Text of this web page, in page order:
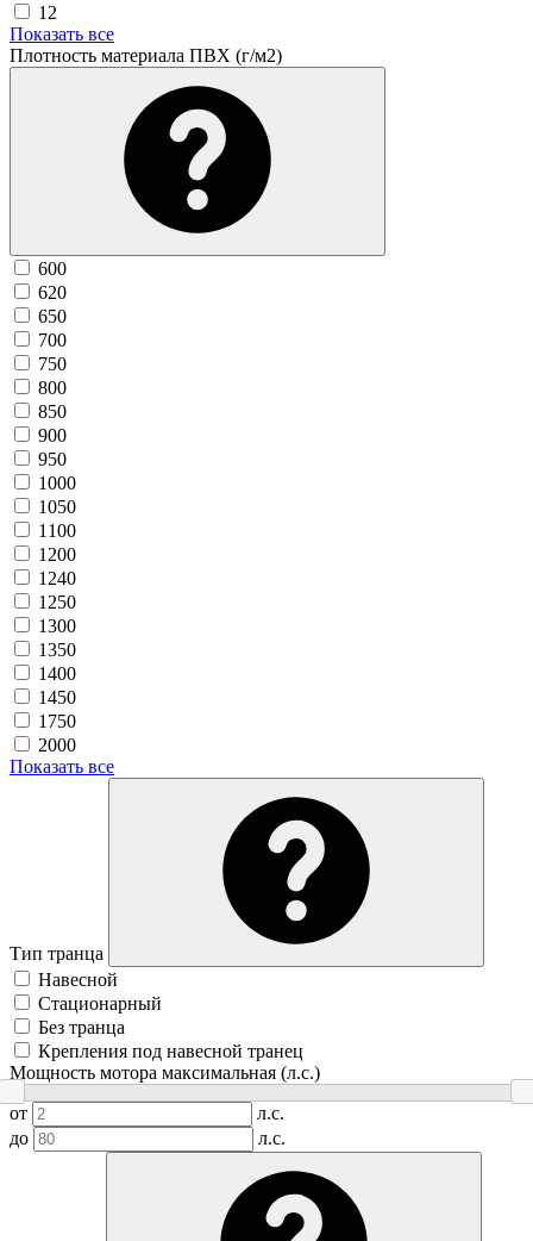
12
Показать все
Плотность материала ПВХ (г/м2)
600
620
650
700
750
800
850
900
950
1000
1050
1100
1200
1240
1250
1300
1350
1400
1450
1750
2000
Показать все
Тип транца
Навесной
Стационарный
Без транца
Крепления под навесной транец
Мощность мотора максимальная (л.с.)
от
л.с.
до
л.с.